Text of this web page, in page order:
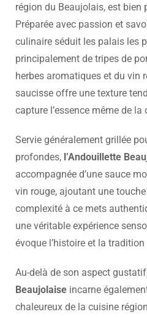
région du Beaujolais, est bien
Préparée avec passion et
culinaire séduit les palais les
principalement de tripes de
herbes aromatiques et du vin
saucisse offre une texture
capture l’essence même de la
Servie généralement grillée
profondes, l’Andouillette
accompagnée d’une sauce
vin rouge, ajoutant une
complexité à ce mets
une véritable expérience
évoque l’histoire et la
Au-delà de son aspect
Beaujolaise incarne
chaleureux de la cuisine